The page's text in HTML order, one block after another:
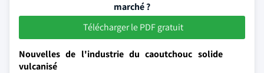
marché ?
Télécharger le PDF gratuit
Nouvelles de l'industrie du caoutchouc solide
vulcanisé